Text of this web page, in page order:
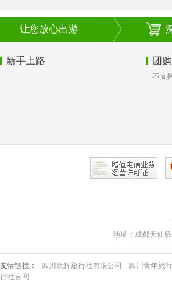
让您放心出游
新手上路 团购
不支
地址：成都天仙
友情链接： 四川康辉旅行社有限公司 四川青年旅
行社官网